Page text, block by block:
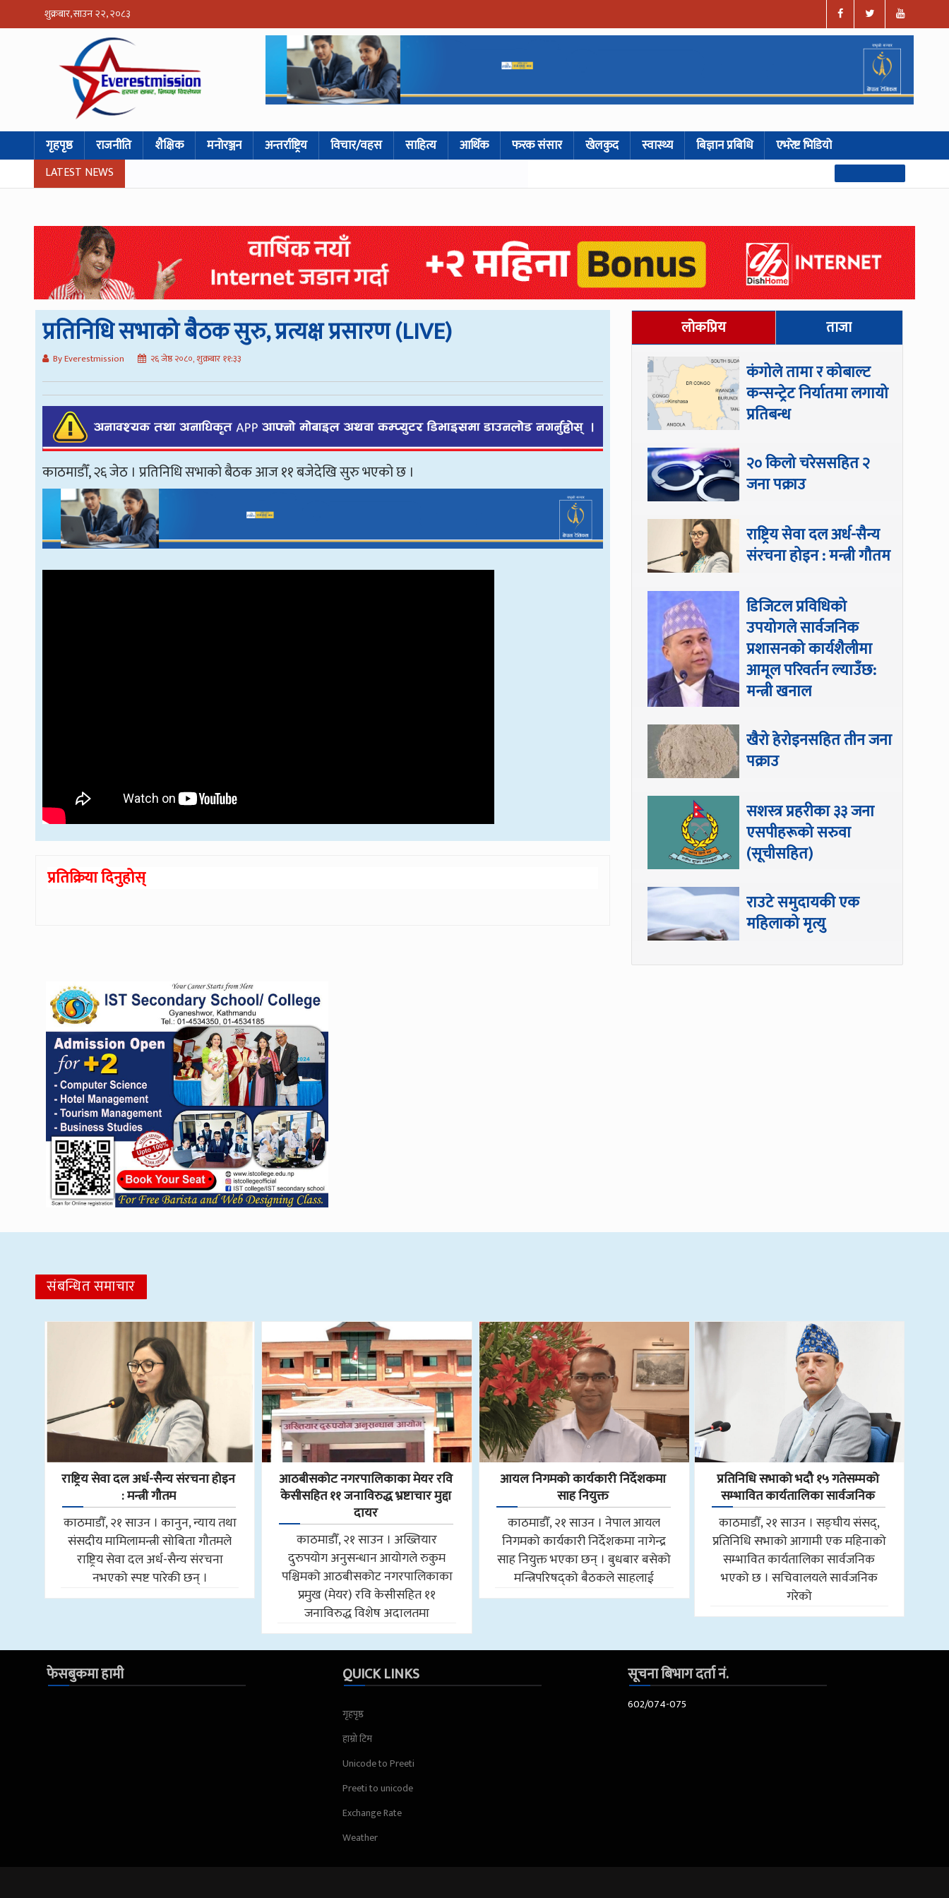
शुक्रबार, साउन २२, २०८३
गृहपृष्ठ राजनीति शैक्षिक मनोरञ्जन अन्तर्राष्ट्रिय विचार/वहस साहित्य आर्थिक फरक संसार खेलकुद स्वास्थ्य बिज्ञान प्रबिधि एभरेष्ट भिडियो
LATEST NEWS
प्रतिनिधि सभाको बैठक सुरु, प्रत्यक्ष प्रसारण (LIVE)
By Everestmission २६ जेष्ठ २०८०, शुक्रबार ११:३३
काठमाडौँ, २६ जेठ । प्रतिनिधि सभाको बैठक आज ११ बजेदेखि सुरु भएको छ ।
प्रतिक्रिया दिनुहोस्
लोकप्रिय ताजा
कंगोले तामा र कोबाल्ट
कन्सन्ट्रेट निर्यातमा लगायो
प्रतिबन्ध
२० किलो चरेससहित २
जना पक्राउ
राष्ट्रिय सेवा दल अर्ध-सैन्य
संरचना होइन : मन्त्री गौतम
डिजिटल प्रविधिको
उपयोगले सार्वजनिक
प्रशासनको कार्यशैलीमा
आमूल परिवर्तन ल्याउँछ:
मन्त्री खनाल
खैरो हेरोइनसहित तीन जना
पक्राउ
सशस्त्र प्रहरीका ३३ जना
एसपीहरूको सरुवा
(सूचीसहित)
राउटे समुदायकी एक
महिलाको मृत्यु
संबन्धित समाचार
राष्ट्रिय सेवा दल अर्ध-सैन्य संरचना होइन
: मन्त्री गौतम
काठमाडौँ, २१ साउन । कानुन, न्याय तथा
संसदीय मामिलामन्त्री सोबिता गौतमले
राष्ट्रिय सेवा दल अर्ध-सैन्य संरचना
नभएको स्पष्ट पारेकी छन् ।
आठबीसकोट नगरपालिकाका मेयर रवि
केसीसहित ११ जनाविरुद्ध भ्रष्टाचार मुद्दा
दायर
काठमाडौँ, २१ साउन । अख्तियार
दुरुपयोग अनुसन्धान आयोगले रुकुम
पश्चिमको आठबीसकोट नगरपालिकाका
प्रमुख (मेयर) रवि केसीसहित ११
जनाविरुद्ध विशेष अदालतमा
आयल निगमको कार्यकारी निर्देशकमा
साह नियुक्त
काठमाडौँ, २१ साउन । नेपाल आयल
निगमको कार्यकारी निर्देशकमा नागेन्द्र
साह नियुक्त भएका छन् । बुधबार बसेको
मन्त्रिपरिषद्को बैठकले साहलाई
प्रतिनिधि सभाको भदौ १५ गतेसम्मको
सम्भावित कार्यतालिका सार्वजनिक
काठमाडौँ, २१ साउन । सङ्घीय संसद्,
प्रतिनिधि सभाको आगामी एक महिनाको
सम्भावित कार्यतालिका सार्वजनिक
भएको छ । सचिवालयले सार्वजनिक
गरेको
फेसबुकमा हामी QUICK LINKS
गृहपृष्ठ
हाम्रो टिम
Unicode to Preeti
Preeti to unicode
Exchange Rate
Weather
सूचना बिभाग दर्ता नं.
602/074-075